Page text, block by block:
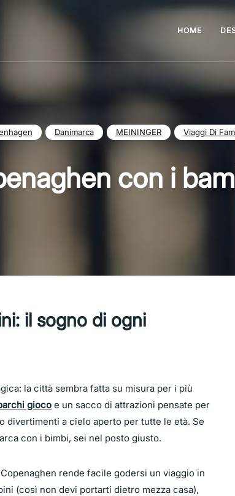
HOME
Danimarca MEININGER Viaggi Di
con i
il sogno di ogni
la città sembra fatta su misura per i più
gioco e un sacco di attrazioni pensate per
divertimenti a cielo aperto per tutte le età. Se
con i bimbi, sei nel posto giusto.
rende facile godersi un viaggio in
(così non devi portarti dietro mezza casa),